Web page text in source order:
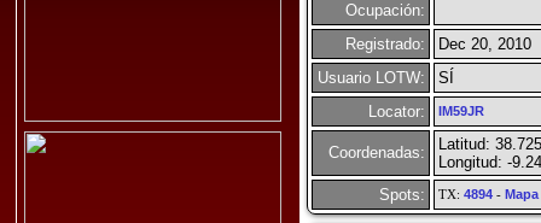
Ocupación:
Registrado:
Dec 20, 2010
Usuario LOTW:
SÍ
Locator:
IM59JR
Coordenadas:
Latitud:
Longitud: -
Spots:
TX: 4894- Mapa